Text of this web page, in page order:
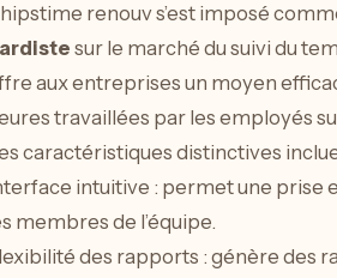
renouv s’est imposé
sur le marché du suivi du
aux entreprises un moyen
travaillées par les employés
caractéristiques distinctives
intuitive : permet une prise
membres de l’équipe.
des rapports : génère des